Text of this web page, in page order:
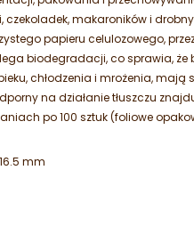
czekoladek, makaroników i
papieru celulozowego,
biodegradacji, co sprawia, że
chłodzenia i mrożenia, mają
na działanie tłuszczu
po 100 sztuk (foliowe
mm